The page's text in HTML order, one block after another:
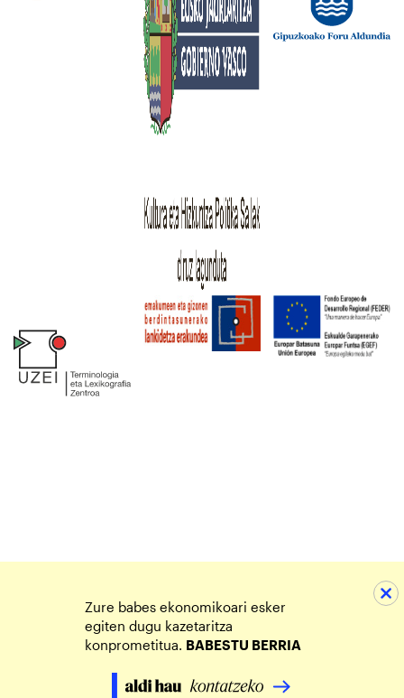
Zure babes ekonomikoari esker
egiten dugu kazetaritza
konprometitua. BABESTU BERRIA